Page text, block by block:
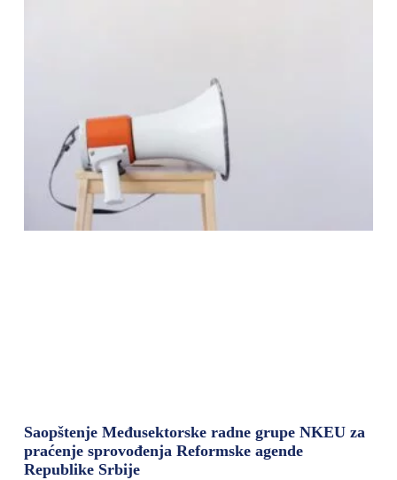
Saopštenje Međusektorske radne grupe NKEU za
praćenje sprovođenja Reformske agende
Republike Srbije